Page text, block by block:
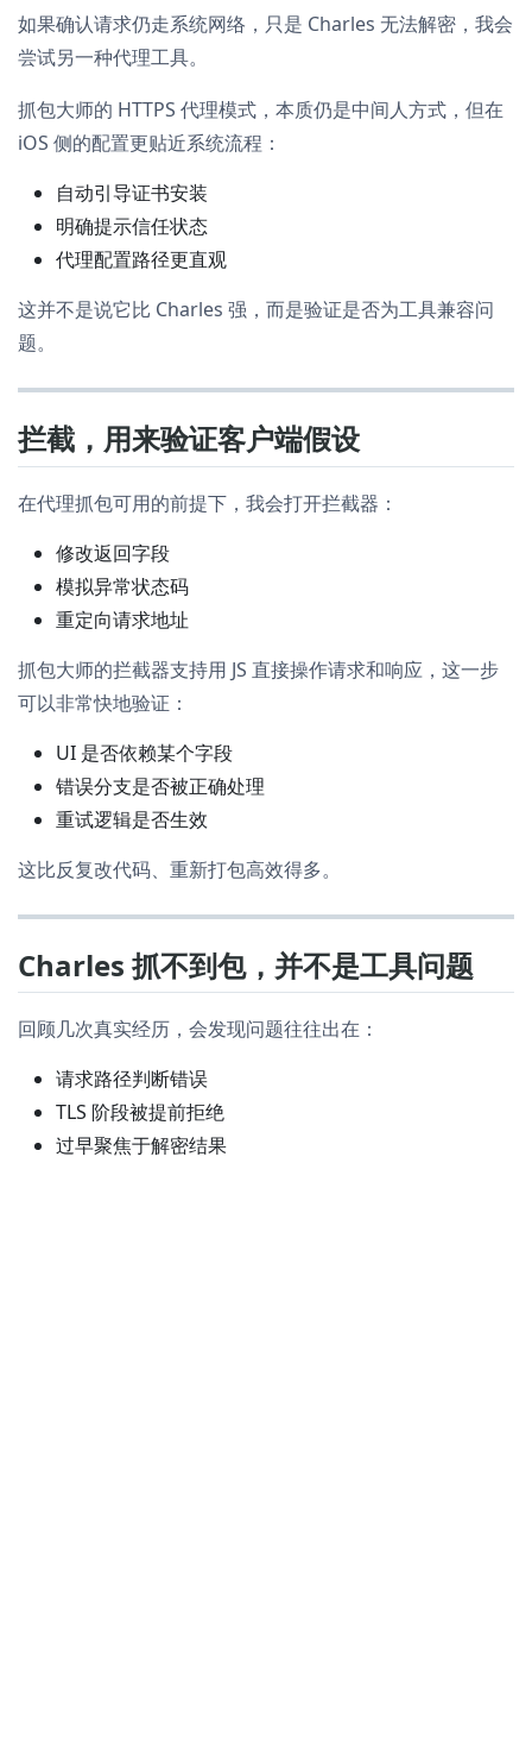
如果确认请求仍走系统网络，只是 Charles 无法解密，我会
尝试另一种代理工具。
抓包大师的 HTTPS 代理模式，本质仍是中间人方式，但在
iOS 侧的配置更贴近系统流程：
自动引导证书安装
明确提示信任状态
代理配置路径更直观
这并不是说它比 Charles 强，而是验证是否为工具兼容问
题。
拦截，用来验证客户端假设
在代理抓包可用的前提下，我会打开拦截器：
修改返回字段
模拟异常状态码
重定向请求地址
抓包大师的拦截器支持用 JS 直接操作请求和响应，这一步
可以非常快地验证：
UI 是否依赖某个字段
错误分支是否被正确处理
重试逻辑是否生效
这比反复改代码、重新打包高效得多。
Charles 抓不到包，并不是工具问题
回顾几次真实经历，会发现问题往往出在：
请求路径判断错误
TLS 阶段被提前拒绝
过早聚焦于解密结果